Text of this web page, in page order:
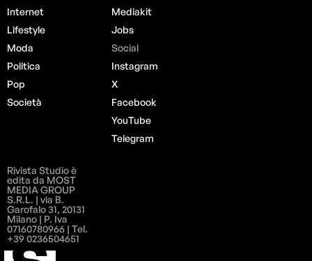
Internet
Lifestyle
Moda
Politica
Pop
Società
Mediakit
Jobs
Social
Instagram
X
Facebook
YouTube
Telegram
Rivista Studio è
edita da MOST
MEDIA GROUP
S.R.L. | via B.
Garofalo 31, 20131
Milano | P. Iva
07160780966 | Tel.
+39 0236504651